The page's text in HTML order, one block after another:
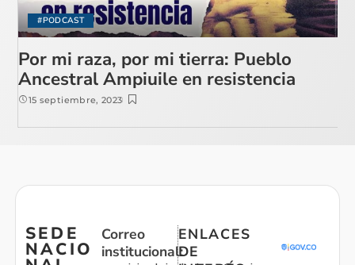
#PODCAST
Por mi raza, por mi tierra: Pueblo
Ancestral Ampiuile en resistencia
15 septiembre, 2023
SEDE
NACIO
Correo
institucional:
ENLACES
DE